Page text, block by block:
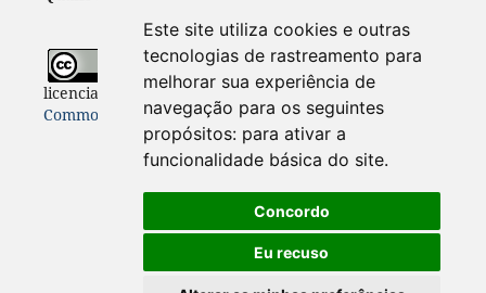
Este site utiliza cookies e outras
tecnologias de rastreamento para
melhorar sua experiência de
navegação para os seguintes
propósitos: para ativar a
funcionalidade básica do site.
Concordo
Eu recuso
Todo o conteúdo desta revista está
licenciado sob aLicençaInternacional Creative
Commons 4.0 (CC BY 4.0)